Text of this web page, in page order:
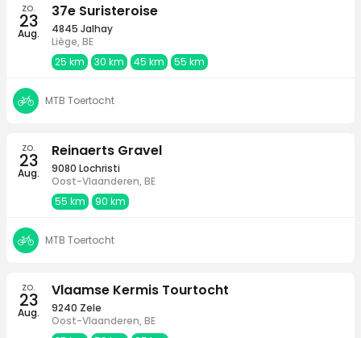
zo.
23
Aug.
37e Suristeroise
4845 Jalhay
Liège, BE
25 km
30 km 45 km 55 km
MTB Toertocht
zo.
23
Aug.
Reinaerts Gravel
9080 Lochristi
Oost-Vlaanderen, BE
55 km
90 km
MTB Toertocht
zo.
23
Aug.
Vlaamse Kermis Tourtocht
9240 Zele
Oost-Vlaanderen, BE